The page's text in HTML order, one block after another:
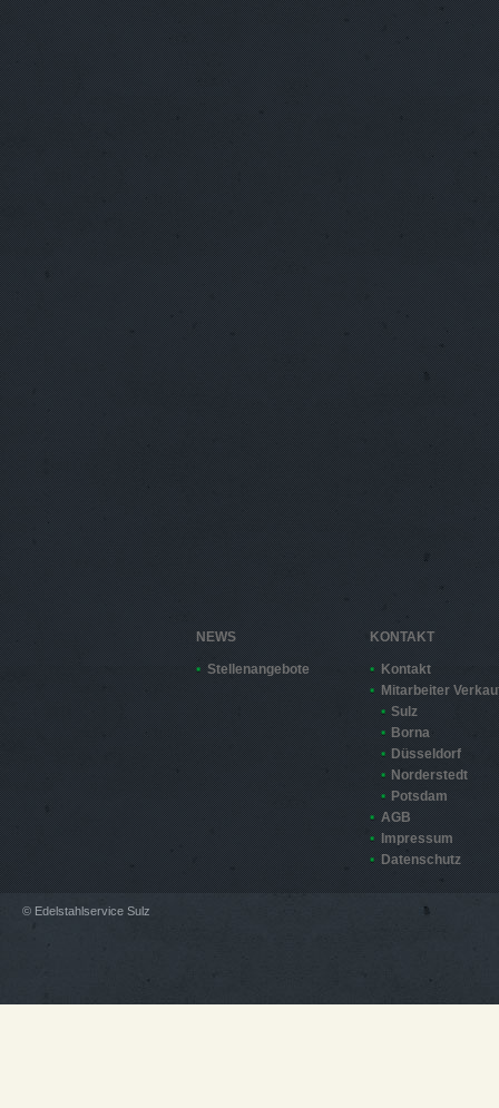
NEWS
Stellenangebote
KONTAKT
Kontakt
Mitarbeiter
Sulz
Borna
Düsseldorf
Norderstedt
Potsdam
AGB
Impressum
Datenschutz
© Edelstahlservice Sulz